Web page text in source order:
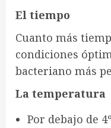
El tiempo
Cuanto más
condiciones
bacteriano más
La temperatura
Por debajo de